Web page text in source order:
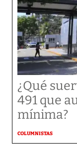
¿Qué
491 que
mínima?
COLUMNISTAS